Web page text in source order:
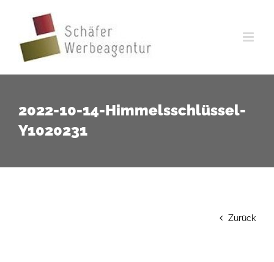
springen
2022-10-14-Himmelsschlüssel-
Y1020231
Zurück